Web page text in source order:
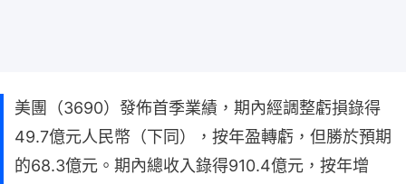
美團（3690）發佈首季業績，期內經調整虧損錄得
49.7億元人民幣（下同），按年盈轉虧，但勝於預期
的68.3億元。期內總收入錄得910.4億元，按年增